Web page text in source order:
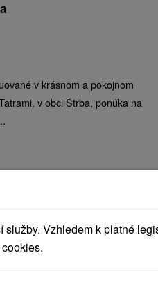
v krásnom a pokojnom
v obci Štrba, ponúka na
Štrba
Vzhledem k platné